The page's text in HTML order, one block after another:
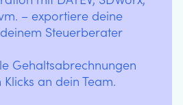
– exportiere deine
Steuerberater
Gehaltsabrechnungen
an dein Team.